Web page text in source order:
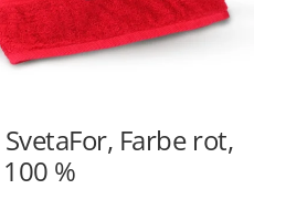
Farbe rot,
%